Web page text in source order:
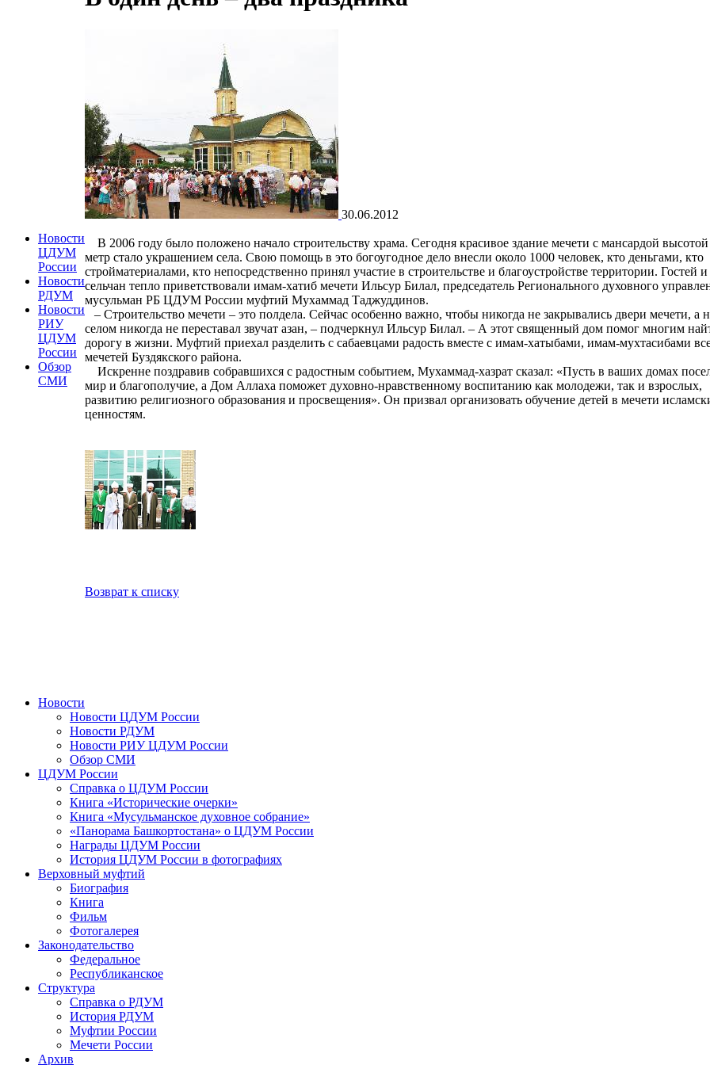
Новости
ЦДУМ
России
Новости
РДУМ
Новости
РИУ
ЦДУМ
России
Обзор
СМИ
30.06.2012
В 2006 году было положено начало строительству храма. Сегодня красивое здание мечети с мансардой высотой
метр стало украшением села. Свою помощь в это богоугодное дело внесли около 1000 человек, кто деньгами, кто
стройматериалами, кто непосредственно принял участие в строительстве и благоустройстве территории. Гостей и
сельчан тепло приветствовали имам-хатиб мечети Ильсур Билал, председатель Регионального духовного
мусульман РБ ЦДУМ России муфтий Мухаммад Таджуддинов.
– Строительство мечети – это полдела. Сейчас особенно важно, чтобы никогда не закрывались двери мечети, а
селом никогда не переставал звучат азан, – подчеркнул Ильсур Билал. – А этот священный дом помог многим
дорогу в жизни. Муфтий приехал разделить с сабаевцами радость вместе с имам-хатыбами, имам-мухтасибами
мечетей Буздякского района.
Искренне поздравив собравшихся с радостным событием, Мухаммад-хазрат сказал: «Пусть в ваших домах
мир и благополучие, а Дом Аллаха поможет духовно-нравственному воспитанию как молодежи, так и взрослых,
развитию религиозного образования и просвещения». Он призвал организовать обучение детей в мечети
ценностям.
Возврат к списку
Новости
Новости ЦДУМ России
Новости РДУМ
Новости РИУ ЦДУМ России
Обзор СМИ
ЦДУМ России
Справка о ЦДУМ России
Книга «Исторические очерки»
Книга «Мусульманское духовное собрание»
«Панорама Башкортостана» о ЦДУМ России
Награды ЦДУМ России
История ЦДУМ России в фотографиях
Верховный муфтий
Биография
Книга
Фильм
Фотогалерея
Законодательство
Федеральное
Республиканское
Структура
Справка о РДУМ
История РДУМ
Муфтии России
Мечети России
Архив